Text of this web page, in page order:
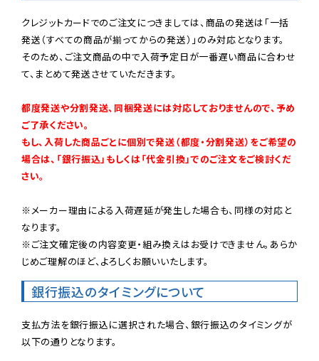
クレジットカードでのご注文につきましては、商品の発送は「一括
発送（すべての商品が揃ってからの発送）」のみ対応となります。
そのため、ご注文商品の中で入荷予定日が一番遅い商品に合わせ
て、まとめて発送させていただきます。
都度発送や分割発送、同梱発送には対応しておりませんので、予め
ご了承ください。
もし、入荷した商品ごとに個別で発送（都度・分割発送）をご希望の
場合は、「銀行振込」もしくは「代金引換」でのご注文をご検討くだ
さい。
※メーカー理由による入荷遅延が発生した場合も、同様の対応と
なります。
※ご注文確定後の内容変更・組み換えはお受けできません。あらか
じめご理解のほど、よろしくお願いいたします。
銀行振込のタイミングについて
支払方法を銀行振込に選択された場合、銀行振込のタイミングが
以下の通りとなります。